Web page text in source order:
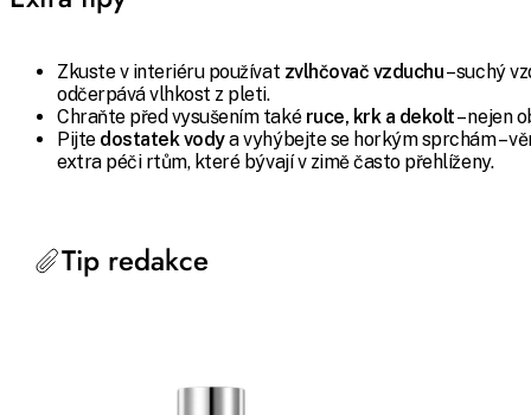
Zkuste v interiéru používat zvlhčovač vzduchu– suchý
odčerpává vlhkost z pleti.
Chraňte před vysušením také ruce, krk a dekolt– nejen
Pijte dostatek vodya vyhýbejte se horkým sprchám –
extra péči rtům, které bývají v zimě často přehlíženy.
Tip redakce